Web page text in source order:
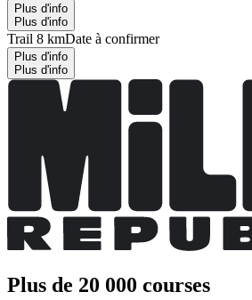
Plus d'info
Plus d'info
Trail 8 kmDate à confirmer
Plus d'info
Plus d'info
Plus de 20 000 courses